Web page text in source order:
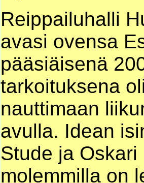
Reippailuhalli
avasi ovensa
pääsiäisenä
tarkoituksena
nauttimaan
avulla. Idean
Stude ja
molemmilla on